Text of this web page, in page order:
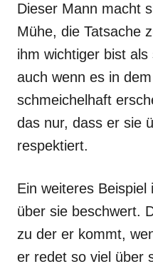
Dieser Mann macht
Mühe, die Tatsache
ihm wichtiger bist als
auch wenn es in
schmeichelhaft
das nur, dass er sie
respektiert.
Ein weiteres
über sie beschwert.
zu der er kommt,
er redet so viel über